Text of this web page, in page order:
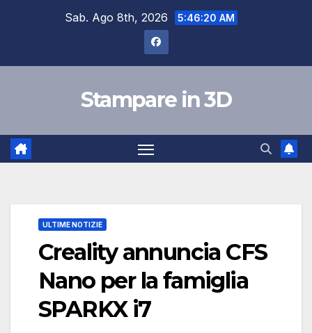
Sab. Ago 8th, 2026 5:46:21 AM
Stampare in 3D
ULTIME NOTIZIE
Creality annuncia CFS
Nano per la famiglia
SPARKX i7